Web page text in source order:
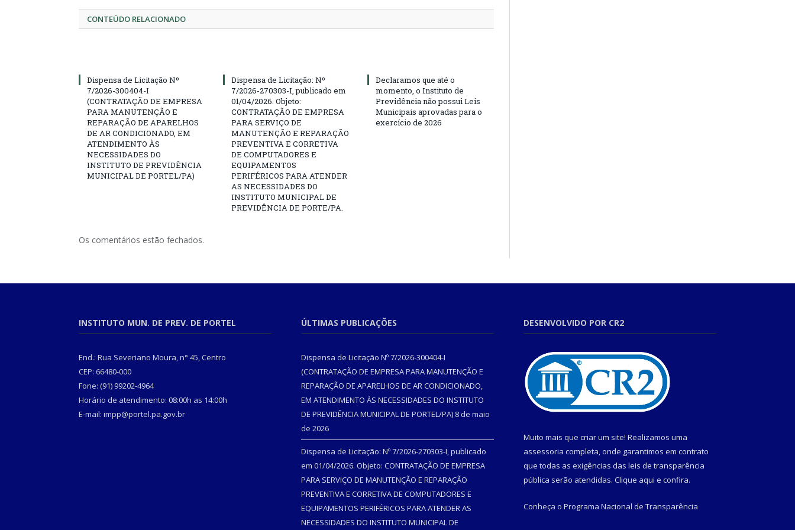
CONTEÚDO RELACIONADO
Dispensa de Licitação Nº
7/2026-300404-I
(CONTRATAÇÃO DE EMPRESA
PARA MANUTENÇÃO E
REPARAÇÃO DE APARELHOS
DE AR CONDICIONADO, EM
ATENDIMENTO ÀS
NECESSIDADES DO
INSTITUTO DE PREVIDÊNCIA
MUNICIPAL DE PORTEL/PA)
Dispensa de Licitação: Nº
7/2026-270303-I, publicado em
01/04/2026. Objeto:
CONTRATAÇÃO DE EMPRESA
PARA SERVIÇO DE
MANUTENÇÃO E REPARAÇÃO
PREVENTIVA E CORRETIVA
DE COMPUTADORES E
EQUIPAMENTOS
PERIFÉRICOS PARA ATENDER
AS NECESSIDADES DO
INSTITUTO MUNICIPAL DE
PREVIDÊNCIA DE PORTE/PA.
Declaramos que até o
momento, o Instituto de
Previdência não possui Leis
Municipais aprovadas para o
exercício de 2026
Os comentários estão fechados.
INSTITUTO MUN. DE PREV. DE PORTEL
End.: Rua Severiano Moura, n° 45, Centro
CEP: 66480-000
Fone: (91) 99202-4964
Horário de atendimento: 08:00h as 14:00h
E-mail: impp@portel.pa.gov.br
ÚLTIMAS PUBLICAÇÕES
Dispensa de Licitação Nº 7/2026-300404-I
(CONTRATAÇÃO DE EMPRESA PARA MANUTENÇÃO E
REPARAÇÃO DE APARELHOS DE AR CONDICIONADO,
EM ATENDIMENTO ÀS NECESSIDADES DO INSTITUTO
DE PREVIDÊNCIA MUNICIPAL DE PORTEL/PA) 8 de maio
de 2026
Dispensa de Licitação: Nº 7/2026-270303-I, publicado
em 01/04/2026. Objeto: CONTRATAÇÃO DE EMPRESA
PARA SERVIÇO DE MANUTENÇÃO E REPARAÇÃO
PREVENTIVA E CORRETIVA DE COMPUTADORES E
EQUIPAMENTOS PERIFÉRICOS PARA ATENDER AS
NECESSIDADES DO INSTITUTO MUNICIPAL DE
DESENVOLVIDO POR CR2
Muito mais que criar um site! Realizamos uma
assessoria completa, onde garantimos em contrato
que todas as exigências das leis de transparência
pública serão atendidas. Clique aqui e confira.
Conheça o Programa Nacional de Transparência